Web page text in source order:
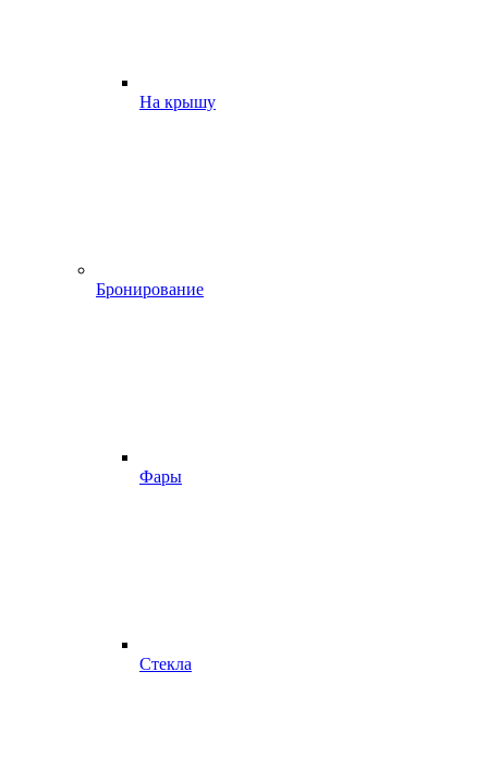
На крышу
Бронирование
Фары
Стекла